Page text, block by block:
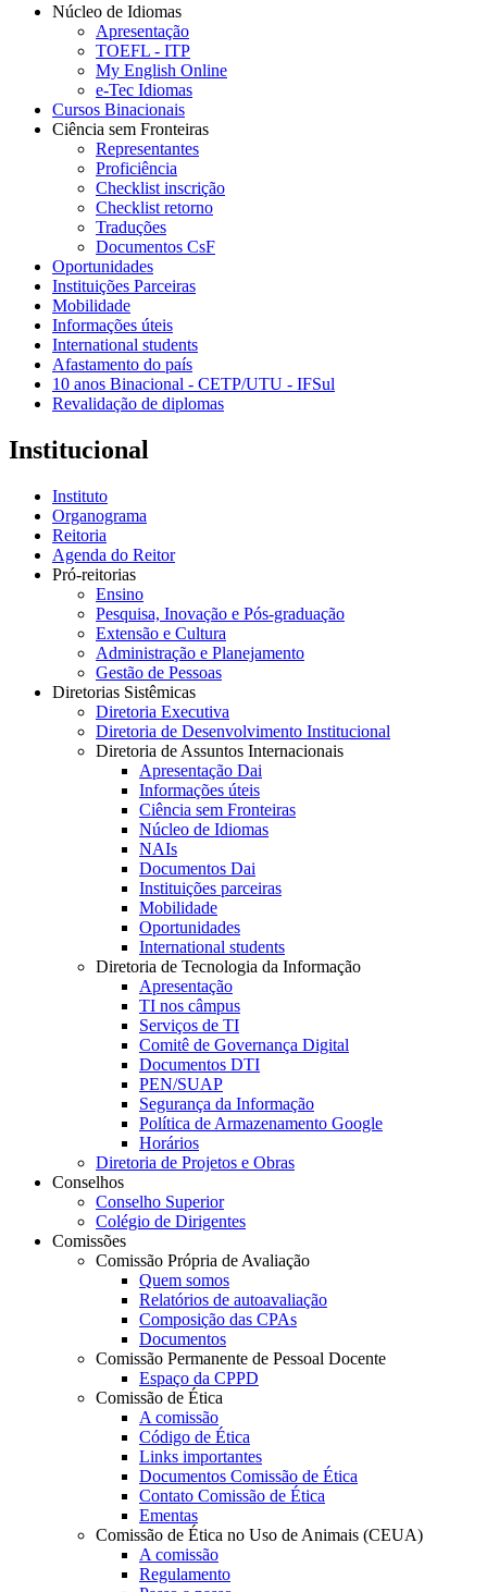
Núcleo de Idiomas
Apresentação
TOEFL - ITP
My English Online
e-Tec Idiomas
Cursos Binacionais
Ciência sem Fronteiras
Representantes
Proficiência
Checklist inscrição
Checklist retorno
Traduções
Documentos CsF
Oportunidades
Instituições Parceiras
Mobilidade
Informações úteis
International students
Afastamento do país
10 anos Binacional - CETP/UTU - IFSul
Revalidação de diplomas
Institucional
Instituto
Organograma
Reitoria
Agenda do Reitor
Pró-reitorias
Ensino
Pesquisa, Inovação e Pós-graduação
Extensão e Cultura
Administração e Planejamento
Gestão de Pessoas
Diretorias Sistêmicas
Diretoria Executiva
Diretoria de Desenvolvimento Institucional
Diretoria de Assuntos Internacionais
Apresentação Dai
Informações úteis
Ciência sem Fronteiras
Núcleo de Idiomas
NAIs
Documentos Dai
Instituições parceiras
Mobilidade
Oportunidades
International students
Diretoria de Tecnologia da Informação
Apresentação
TI nos câmpus
Serviços de TI
Comitê de Governança Digital
Documentos DTI
PEN/SUAP
Segurança da Informação
Política de Armazenamento Google
Horários
Diretoria de Projetos e Obras
Conselhos
Conselho Superior
Colégio de Dirigentes
Comissões
Comissão Própria de Avaliação
Quem somos
Relatórios de autoavaliação
Composição das CPAs
Documentos
Comissão Permanente de Pessoal Docente
Espaço da CPPD
Comissão de Ética
A comissão
Código de Ética
Links importantes
Documentos Comissão de Ética
Contato Comissão de Ética
Ementas
Comissão de Ética no Uso de Animais (CEUA)
A comissão
Regulamento